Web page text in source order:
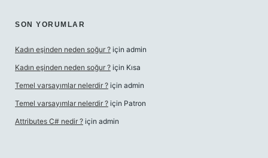
SON YORUMLAR
Kadın eşinden neden soğur ? için admin
Kadın eşinden neden soğur ? için Kısa
Temel varsayımlar nelerdir ? için admin
Temel varsayımlar nelerdir ? için Patron
Attributes C# nedir ? için admin